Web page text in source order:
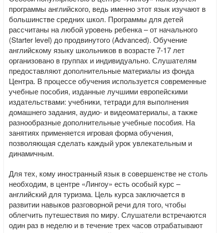
программы английского, ведь именно этот язык изучают в
большинстве средних школ. Программы для детей
рассчитаны на любой уровень ребенка – от начального
(Starter level) до продвинутого (Advanced). Обучение
английскому языку школьников в возрасте 7-17 лет
организовано в группах и индивидуально. Слушателям
предоставляют дополнительные материалы из фонда
Центра. В процессе обучения используется современные
учебные пособия, изданные лучшими европейскими
издательствами: учебники, тетради для выполнения
домашнего задания, аудио- и видеоматериалы, а также
разнообразные дополнительные учебные пособия. На
занятиях применяется игровая форма обучения,
позволяющая сделать каждый урок увлекательным и
динамичным.
Для тех, кому иностранный язык в совершенстве не столь
необходим, в центре «Лингоу» есть особый курс –
английский для туризма. Цель курса заключается в
развитии навыков разговорной речи для того, чтобы
облегчить путешествия по миру. Слушатели встречаются
один раз в неделю и в течение трех часов отрабатывают